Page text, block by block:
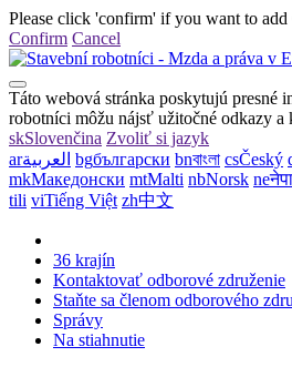
Please click 'confirm' if you want to
Confirm Cancel
Táto webová stránka poskytujú presné
robotníci môžu nájsť užitočné odkazy
skSlovenčina Zvoliť si jazyk
arالعربية bgбългарски bnবাংলা csČeský
mkМакедонски mtMalti nbNorsk ne
tili viTiếng Việt zh中文
36 krajín
Kontaktovať odborové združenie
Staňte sa členom odborového
Správy
Na stiahnutie